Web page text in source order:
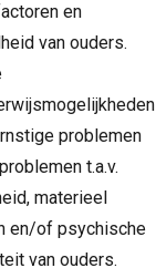
en
van ouders.
problemen
t.a.v.
materieel
en/of psychische
van ouders.